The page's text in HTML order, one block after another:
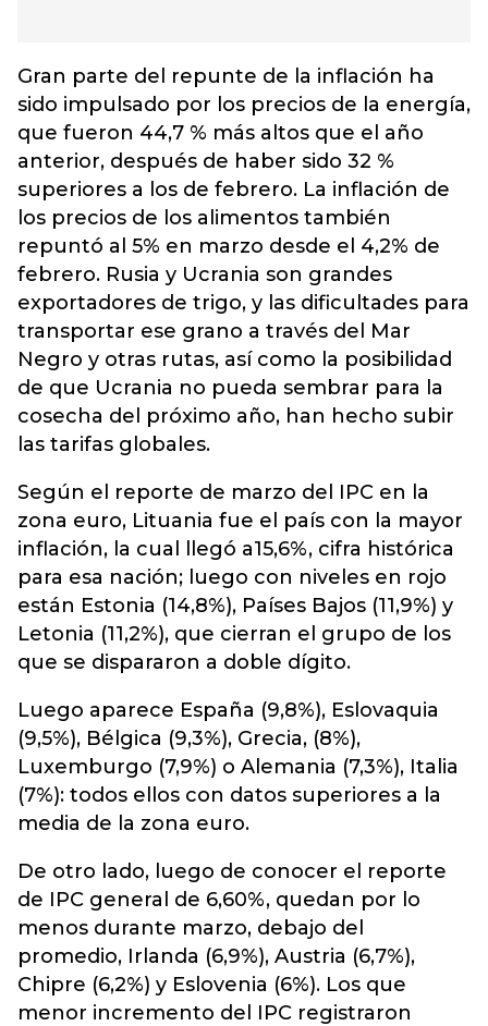
Gran parte del repunte de la inflación ha
sido impulsado por los precios de la energía,
que fueron 44,7 % más altos que el año
anterior, después de haber sido 32 %
superiores a los de febrero. La inflación de
los precios de los alimentos también
repuntó al 5% en marzo desde el 4,2% de
febrero. Rusia y Ucrania son grandes
exportadores de trigo, y las dificultades para
transportar ese grano a través del Mar
Negro y otras rutas, así como la posibilidad
de que Ucrania no pueda sembrar para la
cosecha del próximo año, han hecho subir
las tarifas globales.
Según el reporte de marzo del IPC en la
zona euro, Lituania fue el país con la mayor
inflación, la cual llegó a15,6%, cifra histórica
para esa nación; luego con niveles en rojo
están Estonia (14,8%), Países Bajos (11,9%) y
Letonia (11,2%), que cierran el grupo de los
que se dispararon a doble dígito.
Luego aparece España (9,8%), Eslovaquia
(9,5%), Bélgica (9,3%), Grecia, (8%),
Luxemburgo (7,9%) o Alemania (7,3%), Italia
(7%): todos ellos con datos superiores a la
media de la zona euro.
De otro lado, luego de conocer el reporte
de IPC general de 6,60%, quedan por lo
menos durante marzo, debajo del
promedio, Irlanda (6,9%), Austria (6,7%),
Chipre (6,2%) y Eslovenia (6%). Los que
menor incremento del IPC registraron